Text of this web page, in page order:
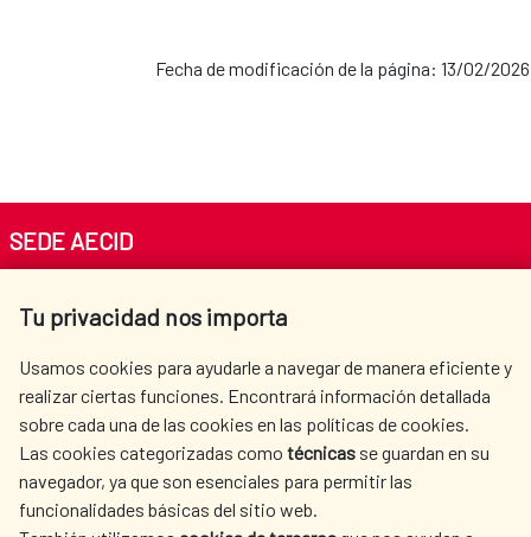
Fecha de modificación de la página: 13/02/2026
Tu privacidad nos importa
Usamos cookies para ayudarle a navegar de manera eficiente y
realizar ciertas funciones. Encontrará información detallada
sobre cada una de las cookies en las políticas de cookies.
Las cookies categorizadas como técnicas se guardan en su
navegador, ya que son esenciales para permitir las
funcionalidades básicas del sitio web.
SEDE AECID
Tel. +34 900 20 30 54​​​​​​​
AECID
WHERE DO WE COOPERATE?
SPANISH HUMANITARIAN
ACTION
PRESS ROOM